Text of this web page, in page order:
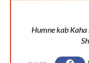
Humne kab